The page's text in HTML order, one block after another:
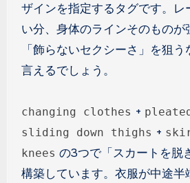
ザインを指定するタグです。レ
い分、身体のラインそのものが
「飾らないセクシーさ」を狙
言えるでしょう。
changing clothes +
sliding down thighs +
knees の3つで「スカートを脱
構築しています。衣服が中途半